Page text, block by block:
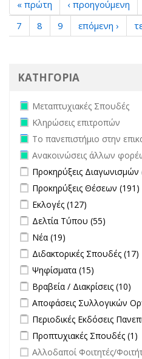
« πρώτη ‹ προηγούμενη
7
8 9 επόμενη ›
ΚΑΤΗΓΟΡΙΑ
Remove Μεταπτυχιακές
Μεταπτυχιακές Σπουδές
Remove Κληρώσεις
Κληρώσεις επιτροπών
Remove Το πανεπιστήμιο
Το πανεπιστήμιο στην
Remove Ανακοινώσεις
Ανακοινώσεις άλλων
Apply Προκηρύξεις
Προκηρύξεις Διαγωνισμών
Apply Προκηρύξεις Θέσεων
Προκηρύξεις Θέσεων (191)
Apply Εκλογές filter
Εκλογές (127)
Apply Δελτία Τύπου filter
Δελτία Τύπου (55)
Apply Νέα filter
Νέα (19)
Apply Διδακτορικές
Διδακτορικές Σπουδές (17)
Apply Ψηφίσματα filter
Ψηφίσματα (15)
Apply Βραβεία / Διακρίσεις
Βραβεία / Διακρίσεις (10)
Apply Αποφάσεις
Αποφάσεις Συλλογικών
Apply Περιοδικές
Περιοδικές Εκδόσεις
Apply Προπτυχιακές
Προπτυχιακές Σπουδές (1)
undefined
Αλλοδαποί Φοιτητές/